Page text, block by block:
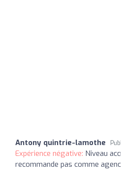
Antony quintrie-lamothe
Expérience négative: Niveau
recommande pas comme